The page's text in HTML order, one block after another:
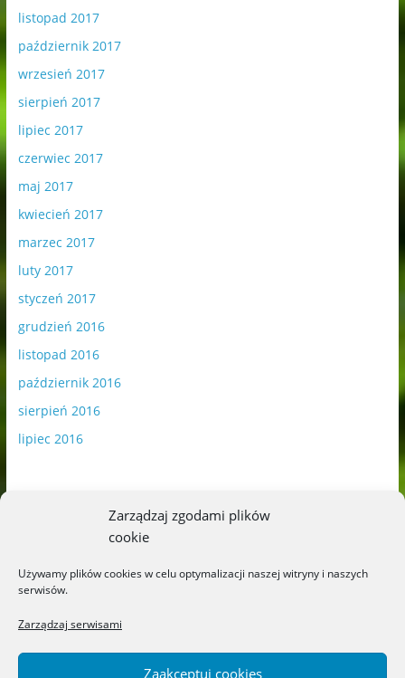
Zarządzaj zgodami plików
cookie
Używamy plików cookies w celu optymalizacji naszej witryny i naszych
serwisów.
Zarządzaj serwisami
Zaakceptuj cookies
listopad 2017
październik 2017
wrzesień 2017
sierpień 2017
lipiec 2017
czerwiec 2017
maj 2017
kwiecień 2017
marzec 2017
luty 2017
styczeń 2017
grudzień 2016
listopad 2016
październik 2016
sierpień 2016
lipiec 2016